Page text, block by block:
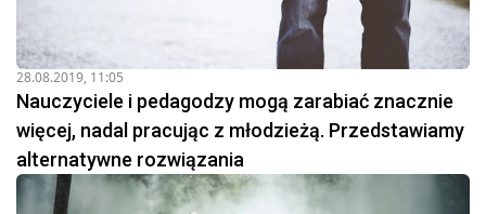
28.08.2019, 11:05
Nauczyciele i pedagodzy mogą zarabiać znacznie
więcej, nadal pracując z młodzieżą. Przedstawiamy
alternatywne rozwiązania